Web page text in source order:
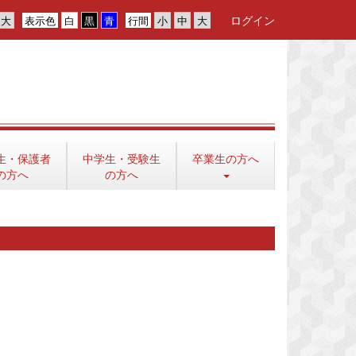
行間
表示色 ログイン
・保護者
方へ
中学生・受験生
の方へ
卒業生の方へ